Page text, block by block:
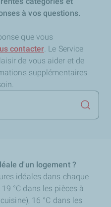
à vos questions.
que vous
contacter. Le Service
de vous aider et de
supplémentaires
d'un logement ?
idéales dans chaque
°C dans les pièces à
16 °C dans les